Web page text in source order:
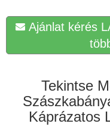
Ajánlat kérés
Tekintse
Káprázatos